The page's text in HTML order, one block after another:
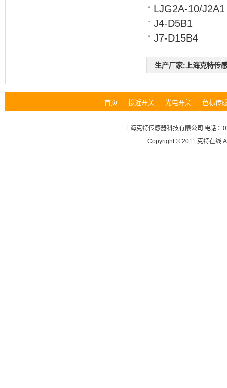
LJG2A-10/J2A1
J4-D5B1
J7-D15B4
生产厂家:上海克特传
首页 接近开关 光电开关 色标传
上海克特传感器科技有限公司 电话：
Copyright © 2011 克特在线